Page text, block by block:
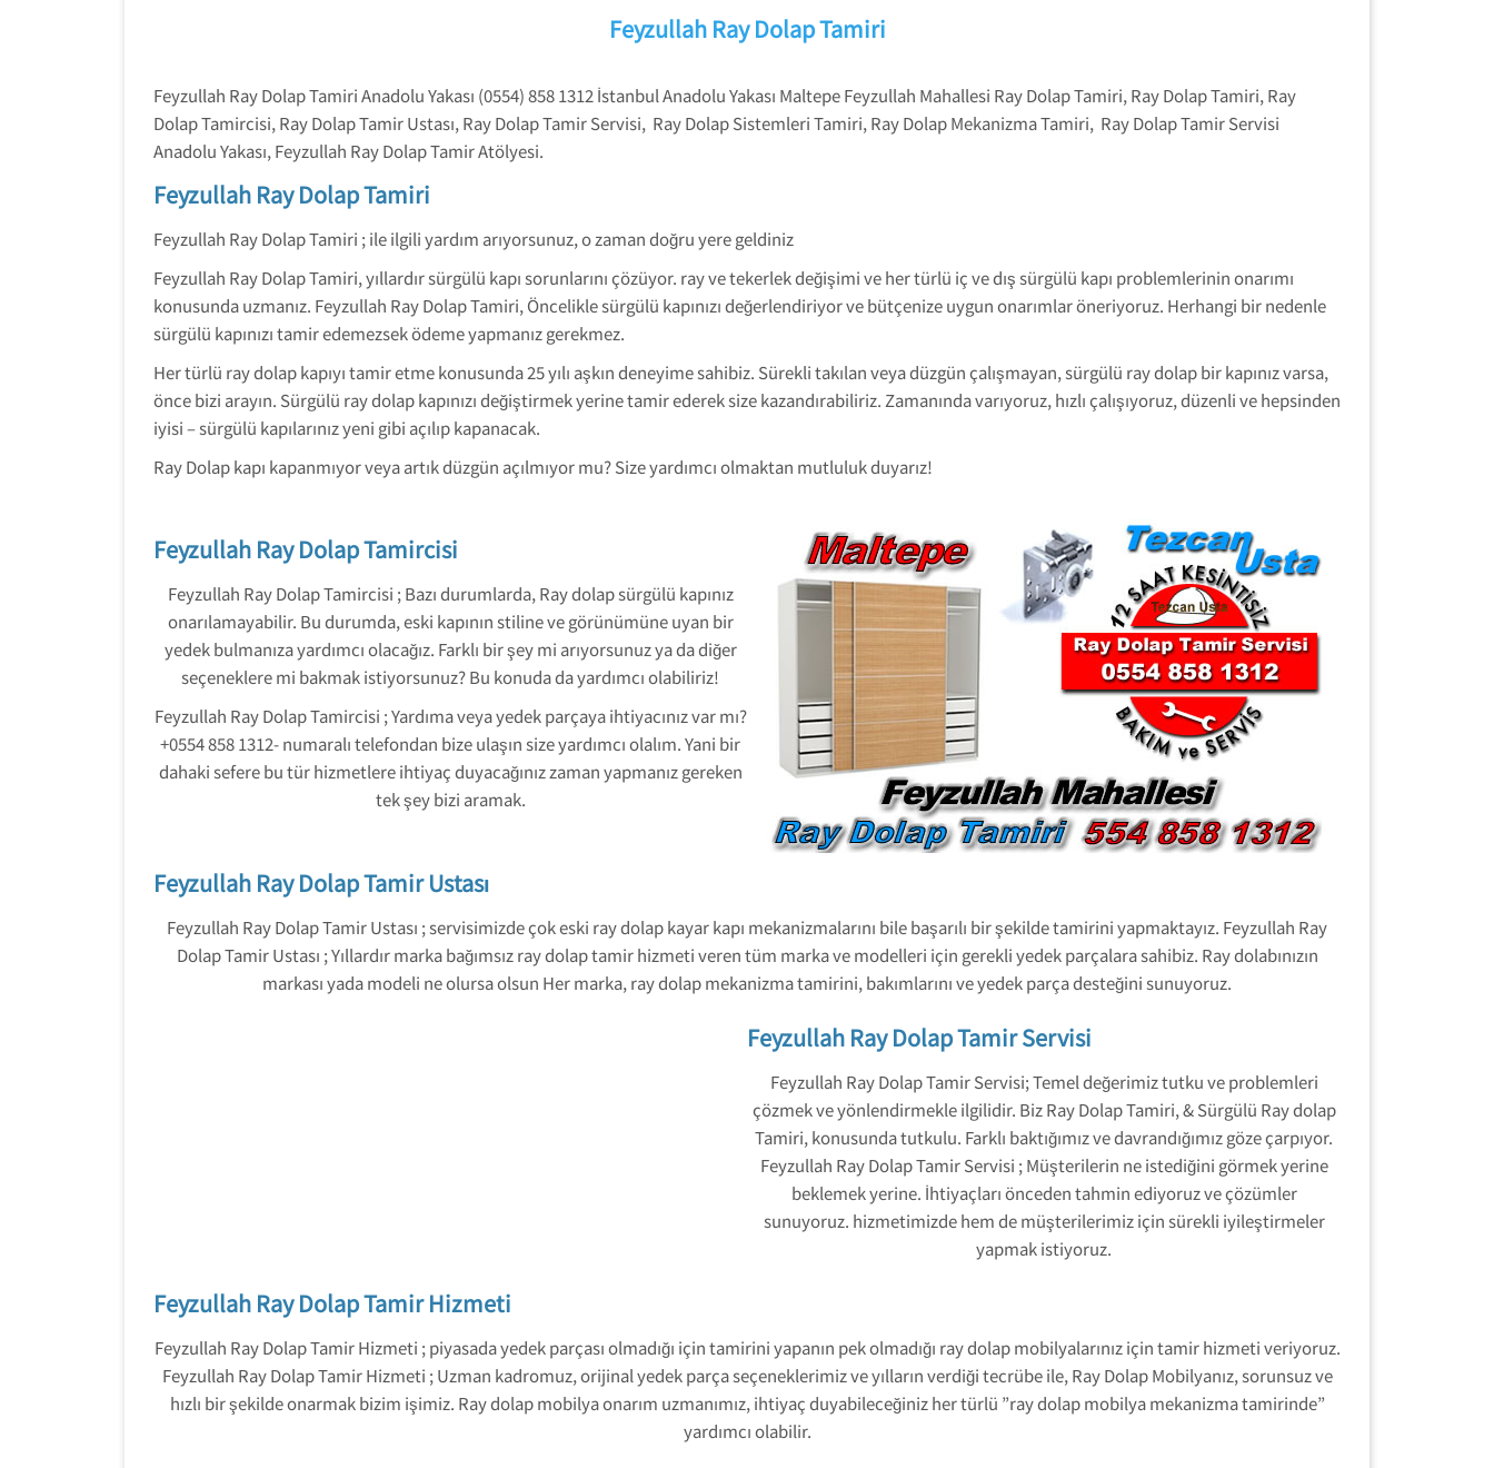
Feyzullah Ray Dolap Tamiri
Feyzullah Ray Dolap Tamiri Anadolu Yakası (0554) 858 1312 İstanbul Anadolu Yakası Maltepe Feyzullah Mahallesi Ray Dolap Tamiri, Ray Dolap Tamiri, Ray
Dolap Tamircisi, Ray Dolap Tamir Ustası, Ray Dolap Tamir Servisi, Ray Dolap Sistemleri Tamiri, Ray Dolap Mekanizma Tamiri, Ray Dolap Tamir Servisi
Anadolu Yakası, Feyzullah Ray Dolap Tamir Atölyesi.
Feyzullah Ray Dolap Tamiri
Feyzullah Ray Dolap Tamiri ; ile ilgili yardım arıyorsunuz, o zaman doğru yere geldiniz
Feyzullah Ray Dolap Tamiri, yıllardır sürgülü kapı sorunlarını çözüyor. ray ve tekerlek değişimi ve her türlü iç ve dış sürgülü kapı problemlerinin onarımı
konusunda uzmanız. Feyzullah Ray Dolap Tamiri, Öncelikle sürgülü kapınızı değerlendiriyor ve bütçenize uygun onarımlar öneriyoruz. Herhangi bir nedenle
sürgülü kapınızı tamir edemezsek ödeme yapmanız gerekmez.
Her türlü ray dolap kapıyı tamir etme konusunda 25 yılı aşkın deneyime sahibiz. Sürekli takılan veya düzgün çalışmayan, sürgülü ray dolap bir kapınız varsa,
önce bizi arayın. Sürgülü ray dolap kapınızı değiştirmek yerine tamir ederek size kazandırabiliriz. Zamanında varıyoruz, hızlı çalışıyoruz, düzenli ve hepsinden
iyisi – sürgülü kapılarınız yeni gibi açılıp kapanacak.
Ray Dolap kapı kapanmıyor veya artık düzgün açılmıyor mu? Size yardımcı olmaktan mutluluk duyarız!
Feyzullah Ray Dolap Tamircisi
Feyzullah Ray Dolap Tamircisi ; Bazı durumlarda, Ray dolap sürgülü kapınız
onarılamayabilir. Bu durumda, eski kapının stiline ve görünümüne uyan bir
yedek bulmanıza yardımcı olacağız. Farklı bir şey mi arıyorsunuz ya da diğer
seçeneklere mi bakmak istiyorsunuz? Bu konuda da yardımcı olabiliriz!
Feyzullah Ray Dolap Tamircisi ; Yardıma veya yedek parçaya ihtiyacınız var mı?
+0554 858 1312- numaralı telefondan bize ulaşın size yardımcı olalım. Yani bir
dahaki sefere bu tür hizmetlere ihtiyaç duyacağınız zaman yapmanız gereken
tek şey bizi aramak.
Feyzullah Ray Dolap Tamir Ustası
Feyzullah Ray Dolap Tamir Ustası ; servisimizde çok eski ray dolap kayar kapı mekanizmalarını bile başarılı bir şekilde tamirini yapmaktayız. Feyzullah Ray
Dolap Tamir Ustası ; Yıllardır marka bağımsız ray dolap tamir hizmeti veren tüm marka ve modelleri için gerekli yedek parçalara sahibiz. Ray dolabınızın
markası yada modeli ne olursa olsun Her marka, ray dolap mekanizma tamirini, bakımlarını ve yedek parça desteğini sunuyoruz.
Feyzullah Ray Dolap Tamir Servisi
Feyzullah Ray Dolap Tamir Servisi; Temel değerimiz tutku ve problemleri
çözmek ve yönlendirmekle ilgilidir. Biz Ray Dolap Tamiri, & Sürgülü Ray dolap
Tamiri, konusunda tutkulu. Farklı baktığımız ve davrandığımız göze çarpıyor.
Feyzullah Ray Dolap Tamir Servisi ; Müşterilerin ne istediğini görmek yerine
beklemek yerine. İhtiyaçları önceden tahmin ediyoruz ve çözümler
sunuyoruz. hizmetimizde hem de müşterilerimiz için sürekli iyileştirmeler
yapmak istiyoruz.
Feyzullah Ray Dolap Tamir Hizmeti
Feyzullah Ray Dolap Tamir Hizmeti ; piyasada yedek parçası olmadığı için tamirini yapanın pek olmadığı ray dolap mobilyalarınız için tamir hizmeti veriyoruz.
Feyzullah Ray Dolap Tamir Hizmeti ; Uzman kadromuz, orijinal yedek parça seçeneklerimiz ve yılların verdiği tecrübe ile, Ray Dolap Mobilyanız, sorunsuz ve
hızlı bir şekilde onarmak bizim işimiz. Ray dolap mobilya onarım uzmanımız, ihtiyaç duyabileceğiniz her türlü ”ray dolap mobilya mekanizma tamirinde”
yardımcı olabilir.